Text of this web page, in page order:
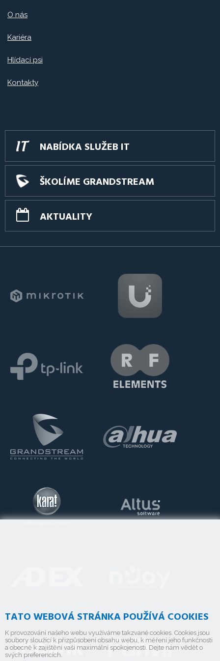
O nás
Kariéra
Hlídací psi
Kontakty
NABÍDKA SLUŽEB IT
ŠKOLÍME GRANDSTREAM
AKTUALITY
TATO WEBOVÁ STRÁNKA POUŽÍVÁ COOKIES
K provozování našeho webu využíváme takzvané cookies. Cookies jsou
soubory sloužící k přizpůsobení obsahu webu, k měření jeho funkčnosti
a obecně k zajištění vaší maximální spokojenosti. Dejte nám vědět o
svých preferencích.